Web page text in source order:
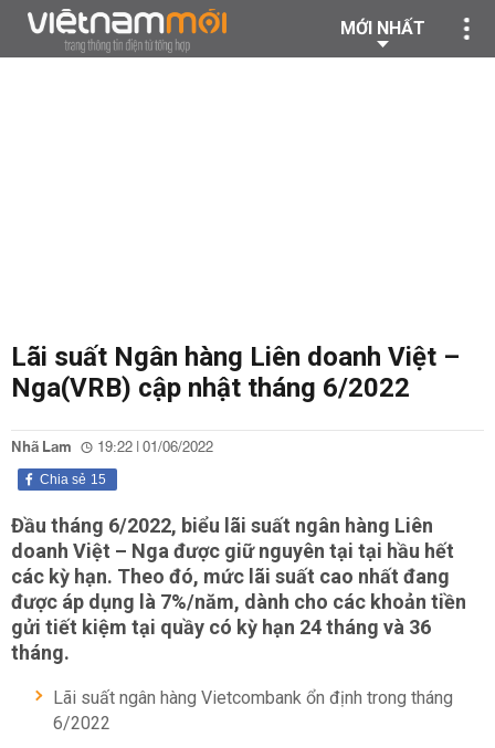
MỚI NHẤT
Lãi suất Ngân hàng Liên doanh Việt –
Nga(VRB) cập nhật tháng 6/2022
Nhã Lam 19:22 | 01/06/2022
15
Chia sẻ
Đầu tháng 6/2022, biểu lãi suất ngân hàng Liên
doanh Việt – Nga được giữ nguyên tại tại hầu hết
các kỳ hạn. Theo đó, mức lãi suất cao nhất đang
được áp dụng là 7%/năm, dành cho các khoản tiền
gửi tiết kiệm tại quầy có kỳ hạn 24 tháng và 36
tháng.
Lãi suất ngân hàng Vietcombank ổn định trong tháng
6/2022